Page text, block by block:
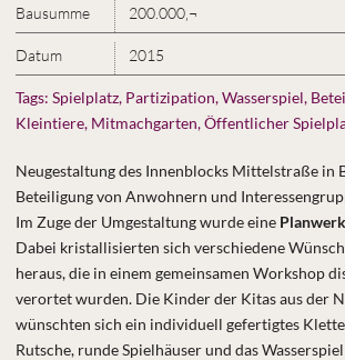
Bausumme 200.000‚¬
Datum 2015
Tags: Spielplatz, Partizipation, Wasserspiel,
Kleintiere, Mitmachgarten, Öffentlicher
Neugestaltung des Innenblocks Mittelstraße in
Beteiligung von Anwohnern und
Im Zuge der Umgestaltung wurde eine
Dabei kristallisierten sich verschiedene
heraus, die in einem gemeinsamen Workshop
verortet wurden. Die Kinder der Kitas aus der
wünschten sich ein individuell gefertigtes
Rutsche, runde Spielhäuser und das